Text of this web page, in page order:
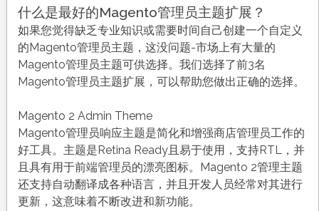
什么是最好的Magento管理员主题扩展？
如果您觉得缺乏专业知识或需要时间自己创建一个自定义
的Magento管理员主题，这没问题-市场上有大量的
Magento管理员主题可供选择。我们选择了前3名
Magento管理员主题扩展，可以帮助您做出正确的选择。
Magento 2 Admin Theme
Magento管理员响应主题是简化和增强商店管理员工作的
好工具。主题是Retina Ready且易于使用，支持RTL，并
且具有用于前端管理员的漂亮图标。Magento 2管理主题
还支持自动翻译成各种语言，并且开发人员经常对其进行
更新，这意味着不断改进和新功能。